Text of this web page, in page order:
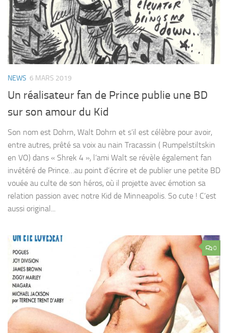
NEWS 6 MARS 2019
Un réalisateur fan de Prince publie une BD
sur son amour du Kid
Son nom est Dohrn, Walt Dohrn et s’il est célèbre pour avoir,
entre autres, prêté sa voix au nain Tracassin ( Rumpelstiltskin
en VO) dans « Shrek 4 », l’ami Walt se révèle également fan
invétéré de Prince…au point d’écrire et de publier une petite BD
vouée au culte de son héros, où il projette avec émotion sa
relation passion avec notre Kid de Minneapolis. So cute ! C’est
aussi original...
0